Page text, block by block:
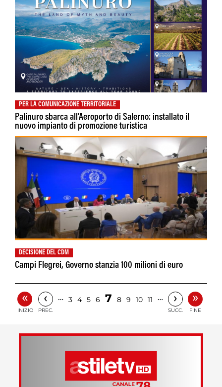
PER LA COMUNICAZIONE TERRITORIALE
Palinuro sbarca all'Aeroporto di Salerno: installato il
nuovo impianto di promozione turistica
DECISIONE DEL CDM
Campi Flegrei, Governo stanzia 100 milioni di euro
«
INIZIO
‹
PREC.
… 3 4 5 6 7 8 9 10 11 … ›
SUCC.
»
FINE